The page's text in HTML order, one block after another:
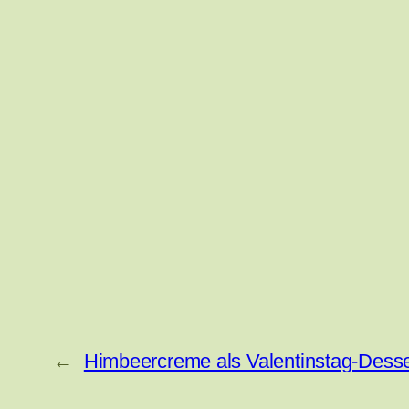
← Himbeercreme als Valentinstag-